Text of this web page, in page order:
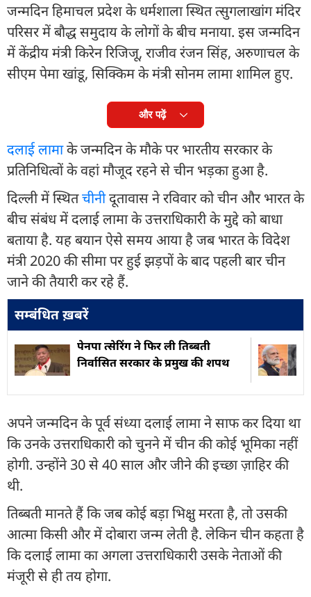
जन्मदिन हिमाचल प्रदेश के धर्मशाला स्थित त्सुगलाखांग मंदिर
परिसर में बौद्ध समुदाय के लोगों के बीच मनाया. इस जन्मदिन
में केंद्रीय मंत्री किरेन रिजिजू, राजीव रंजन सिंह, अरुणाचल के
सीएम पेमा खांडू, सिक्किम के मंत्री सोनम लामा शामिल हुए.
और पढ़ें
दलाई लामाके जन्मदिन के मौके पर भारतीय सरकार के
प्रतिनिधित्वों के वहां मौजूद रहने से चीन भड़का हुआ है.
दिल्ली में स्थितचीनी दूतावास ने रविवार को चीन और भारत के
बीच संबंध में दलाई लामा के उत्तराधिकारी के मुद्दे को बाधा
बताया है. यह बयान ऐसे समय आया है जब भारत के विदेश
मंत्री 2020 की सीमा पर हुई झड़पों के बाद पहली बार चीन
जाने की तैयारी कर रहे हैं.
सम्बंधित ख़बरें
पेनपा त्सेरिंग ने फिर ली तिब्बती
निर्वासित सरकार के प्रमुख की शपथ
अपने जन्मदिन के पूर्व संध्या दलाई लामा ने साफ कर दिया था
कि उनके उत्तराधिकारी को चुनने में चीन की कोई भूमिका नहीं
होगी. उन्होंने 30 से 40 साल और जीने की इच्छा ज़ाहिर की
थी.
तिब्बती मानते हैं कि जब कोई बड़ा भिक्षु मरता है, तो उसकी
आत्मा किसी और में दोबारा जन्म लेती है. लेकिन चीन कहता है
कि दलाई लामा का अगला उत्तराधिकारी उसके नेताओं की
मंजूरी से ही तय होगा.